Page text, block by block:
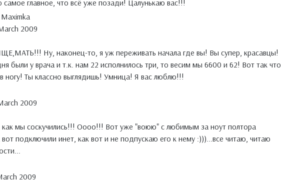
самое главное, что всё уже позади! Цалунькаю вас!!!
2009
Ну, наконец-то, я уж переживать начала где вы! Вы супер, красавцы!
были у врача и т.к. нам 22 исполнилось три, то весим мы 6600 и 62! Вот так что
ногу! Ты классно выглядишь! Умница! Я вас люблю!!!
2009
мы соскучились!!! Оооо!!! Вот уже "воюю" с любимым за ноут полтора
вот подключили инет, как вот и не подпускаю его к нему :)))...все читаю, читаю
2009